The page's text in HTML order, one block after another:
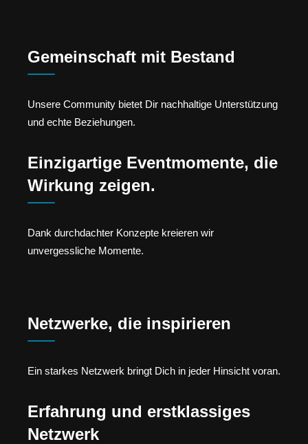
Gemeinschaft mit Bestand
Unsere Community bietet Dir nachhaltige Unterstützung
und echte Beziehungen.
Einzigartige Eventmomente, die
Wirkung zeigen.
Dank durchdachter Konzepte kreieren wir
unvergessliche Momente.
Netzwerke, die inspirieren
Ein starkes Netzwerk bringt Dich in jeder Hinsicht voran.
Erfahrung und erstklassiges
Netzwerk